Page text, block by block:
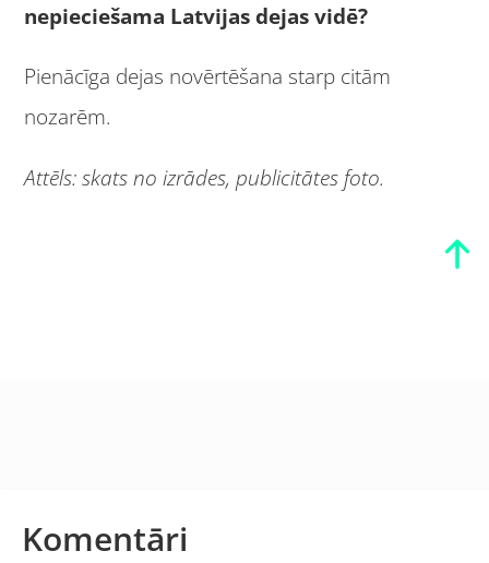
nepieciešama Latvijas dejas vidē?
Pienācīga dejas novērtēšana starp citām
nozarēm.
Attēls: skats no izrādes, publicitātes foto.
Komentāri